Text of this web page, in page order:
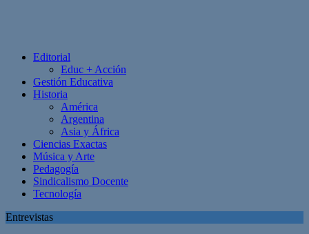
Editorial
Educ + Acción
Gestión Educativa
Historia
América
Argentina
Asia y África
Ciencias Exactas
Música y Arte
Pedagogía
Sindicalismo Docente
Tecnología
Entrevistas